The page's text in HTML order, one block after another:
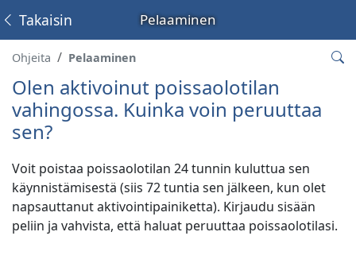
Pelaaminen
Takaisin
Ohjeita Pelaaminen
Olen aktivoinut poissaolotilan
vahingossa. Kuinka voin peruuttaa
sen?
Voit poistaa poissaolotilan 24 tunnin kuluttua sen
käynnistämisestä (siis 72 tuntia sen jälkeen, kun olet
napsauttanut aktivointipainiketta). Kirjaudu sisään
peliin ja vahvista, että haluat peruuttaa poissaolotilasi.